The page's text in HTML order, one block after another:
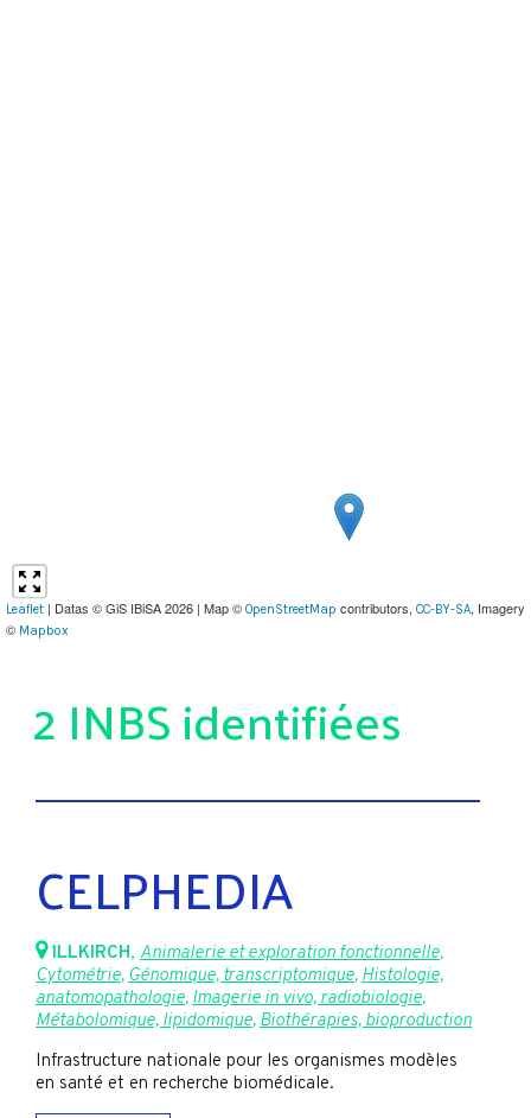
Leaflet | Datas © GiS IBiSA 2026 | Map © OpenStreetMap contributors, CC-BY-SA, Imagery
© Mapbox
2 INBS identifiées
CELPHEDIA
ILLKIRCH, Animalerie et exploration fonctionnelle,
Cytométrie,Génomique, transcriptomique,Histologie,
anatomopathologie,Imagerie in vivo, radiobiologie,
Métabolomique, lipidomique,Biothérapies, bioproduction
Infrastructure nationale pour les organismes modèles
en santé et en recherche biomédicale.